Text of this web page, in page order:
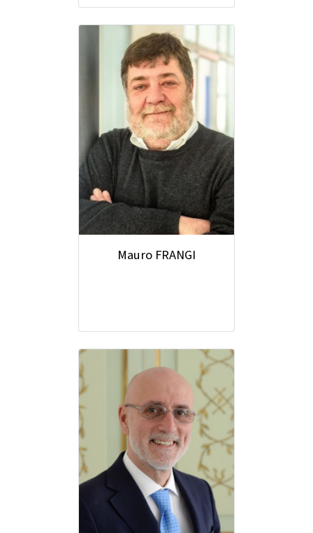
Mauro FRANGI